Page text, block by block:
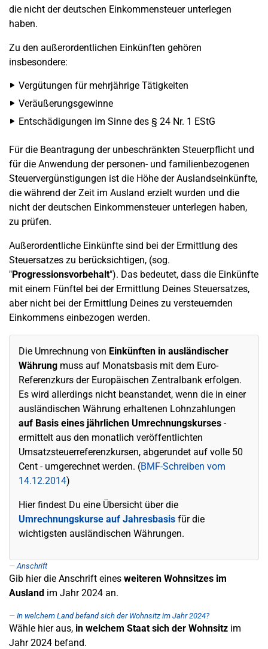
die nicht der deutschen Einkommensteuer unterlegen
haben.
Zu den außerordentlichen Einkünften gehören
insbesondere:
Vergütungen für mehrjährige Tätigkeiten
Veräußerungsgewinne
Entschädigungen im Sinne des § 24 Nr. 1 EStG
Für die Beantragung der unbeschränkten Steuerpflicht und
für die Anwendung der personen- und familienbezogenen
Steuervergünstigungen ist die Höhe der Auslandseinkünfte,
die während der Zeit im Ausland erzielt wurden und die
nicht der deutschen Einkommensteuer unterlegen haben,
zu prüfen.
Außerordentliche Einkünfte sind bei der Ermittlung des
Steuersatzes zu berücksichtigen, (sog.
"Progressionsvorbehalt"). Das bedeutet, dass die Einkünfte
mit einem Fünftel bei der Ermittlung Deines Steuersatzes,
aber nicht bei der Ermittlung Deines zu versteuernden
Einkommens einbezogen werden.
Die Umrechnung von Einkünften in ausländischer
Währung muss auf Monatsbasis mit dem Euro-
Referenzkurs der Europäischen Zentralbank erfolgen.
Es wird allerdings nicht beanstandet, wenn die in einer
ausländischen Währung erhaltenen Lohnzahlungen
auf Basis eines jährlichen Umrechnungskurses -
ermittelt aus den monatlich veröffentlichten
Umsatzsteuerreferenzkursen, abgerundet auf volle 50
Cent - umgerechnet werden. (BMF-Schreiben vom
14.12.2014)
Hier findest Du eine Übersicht über die
Umrechnungskurse auf Jahresbasis für die
wichtigsten ausländischen Währungen.
Anschrift
Gib hier die Anschrift eines weiteren Wohnsitzes im
Ausland im Jahr 2024 an.
In welchem Land befand sich der Wohnsitz im Jahr 2024?
Wähle hier aus, in welchem Staat sich der Wohnsitz im
Jahr 2024 befand.